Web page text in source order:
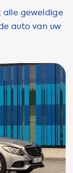
alle geweldige
auto van uw